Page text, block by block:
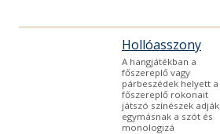
Hollóasszony
A hangjátékban a
főszereplő vagy
párbeszédek helyett a
főszereplő rokonait
játszó színészek adják
egymásnak a szót és
monologizá